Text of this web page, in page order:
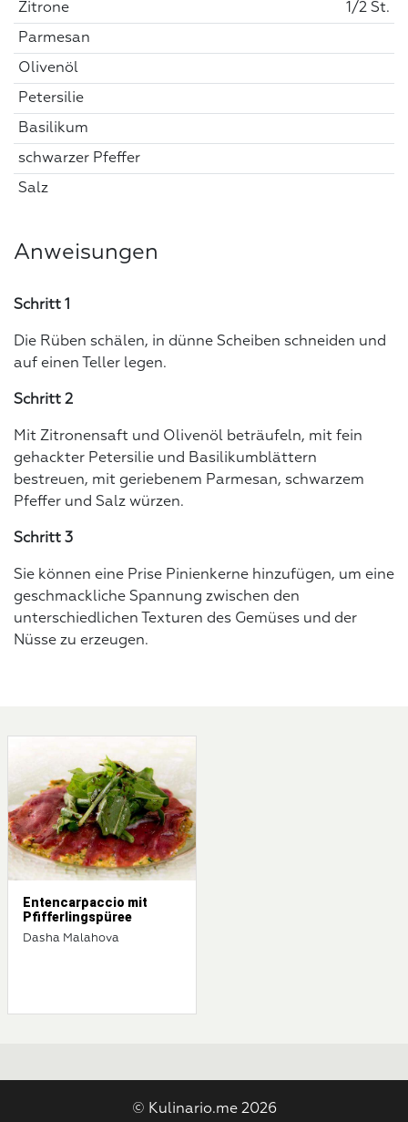
Zitrone 1/2 St.
Parmesan
Olivenöl
Petersilie
Basilikum
schwarzer Pfeffer
Salz
Anweisungen
Schritt 1
Die Rüben schälen, in dünne Scheiben schneiden und
auf einen Teller legen.
Schritt 2
Mit Zitronensaft und Olivenöl beträufeln, mit fein
gehackter Petersilie und Basilikumblättern
bestreuen, mit geriebenem Parmesan, schwarzem
Pfeffer und Salz würzen.
Schritt 3
Sie können eine Prise Pinienkerne hinzufügen, um eine
geschmackliche Spannung zwischen den
unterschiedlichen Texturen des Gemüses und der
Nüsse zu erzeugen.
Entencarpaccio mit
Pfifferlingspüree
Dasha Malahova
© Kulinario.me 2026